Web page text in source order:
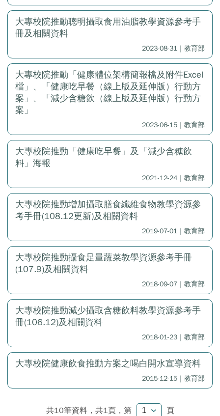
大專校院推動聰明攝取食用油脂教學資源參考手
冊及相關資料
2023-08-31｜教育部
大專校院推動「健康體位架構簡報檔及附件Excel
檔」、「健康吃早餐（線上版及延伸版）行動方
案」、「減少含糖飲（線上版及延伸版）行動方
案」
2023-06-15｜教育部
大專校院推動「健康吃早餐」及「減少含糖飲
料」海報
2021-12-24｜教育部
大專校院推動增加攝取膳食纖維食物教學資源參
考手冊(108.12更新)及相關資料
2019-07-01｜教育部
大專校院推動攝食足量蔬菜教學資源參考手冊
(107.9)及相關資料
2018-09-07｜教育部
大專校院推動減少攝取含糖飲料教學資源參考手
冊(106.12)及相關資料
2018-01-23｜教育部
大專校院健康飲食推動方案之喝白開水宣導資料
2015-12-15｜教育部
共10筆資料，共1頁， 第 頁